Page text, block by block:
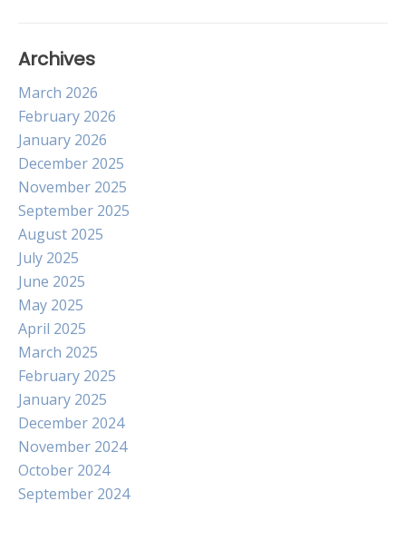
Archives
March 2026
February 2026
January 2026
December 2025
November 2025
September 2025
August 2025
July 2025
June 2025
May 2025
April 2025
March 2025
February 2025
January 2025
December 2024
November 2024
October 2024
September 2024